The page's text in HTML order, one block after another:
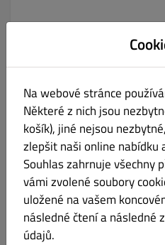
200g Smažený kuřecí řízek
500g Řízkové prkno s
řízků vepřových a kuřecích)
Na webové stránce
Některé z nich jsou
košík), jiné nejsou
zlepšit naši online nabídku
Souhlas zahrnuje všechny
vámi zvolené soubory
uložené na vašem
následné čtení a následné
údajů.